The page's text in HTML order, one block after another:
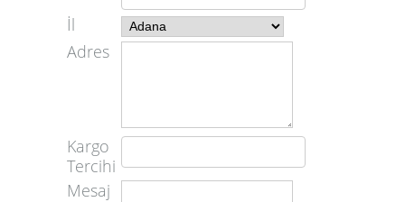
İl
Adres
Kargo
Tercihi
Mesaj